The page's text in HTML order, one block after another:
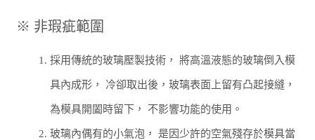
※ 非瑕疵範圍
1. 採用傳統的玻璃壓製技術， 將高溫液態的玻璃倒入模
具內成形， 冷卻取出後，玻璃表面上留有凸起接縫，
為模具開闔時留下， 不影響功能的使用。
2. 玻璃內偶有的小氣泡， 是因少許的空氣殘存於模具當